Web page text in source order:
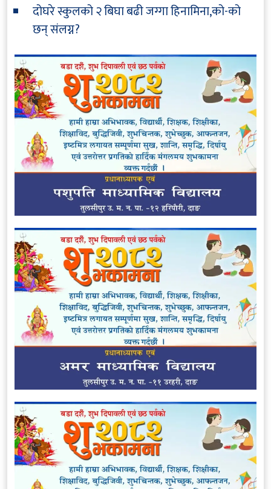
दोघरे स्कुलको २ बिघा बढी जग्गा हिनामिना,को-को
छन् संलग्न?